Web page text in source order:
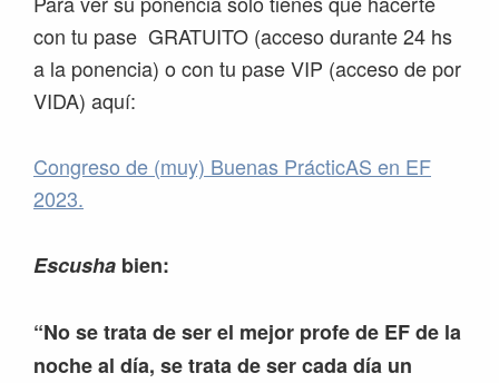
con tu pase GRATUITO (acceso durante 24 hs
a la ponencia) o con tu pase VIP (acceso de por
VIDA) aquí:
Congreso de (muy) Buenas PrácticAS en EF
2023.
Escusha bien:
“No se trata de ser el mejor profe de EF de la
noche al día, se trata de ser cada día un